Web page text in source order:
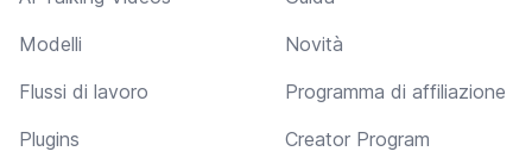
Modelli
Flussi di lavoro
Plugins
Novità
Programma di affiliazione
Creator Program